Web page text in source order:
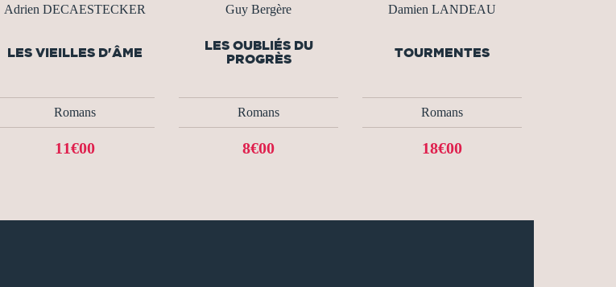
Adrien DECAESTECKER
LES VIEILLES D'ÂME
Romans
11€00
Guy Bergère
LES OUBLIÉS DU
PROGRÈS
Romans
8€00
Damien LANDEAU
TOURMENTES
Romans
18€00